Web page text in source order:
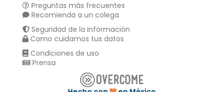
Preguntas más frecuentes
Recomienda a un colega
Seguridad de la información
Como cuidamos tus datos
Condiciones de uso
Prensa